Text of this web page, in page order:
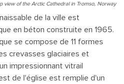
view of the Arctic Cathedral in Tromso, Norway
de la ville est
en béton construite en 1965.
se compose de 11 formes
crevasses glaciaires et
impressionnant vitrail
de l'église est remplie d'un